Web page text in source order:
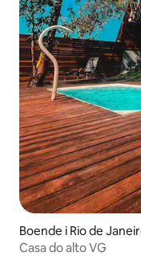
Boende i Rio de
Casa do alto VG